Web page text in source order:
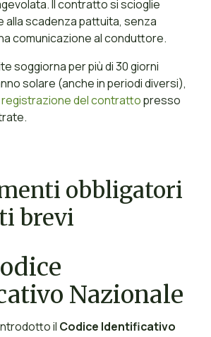
Il contratto si scioglie
alla scadenza pattuita, senza
comunicazione al conduttore.
soggiorna per più di 30 giorni
solare (anche in periodi diversi),
registrazione del contrattopresso
obbligatori
brevi
Nazionale
il Codice Identificativo